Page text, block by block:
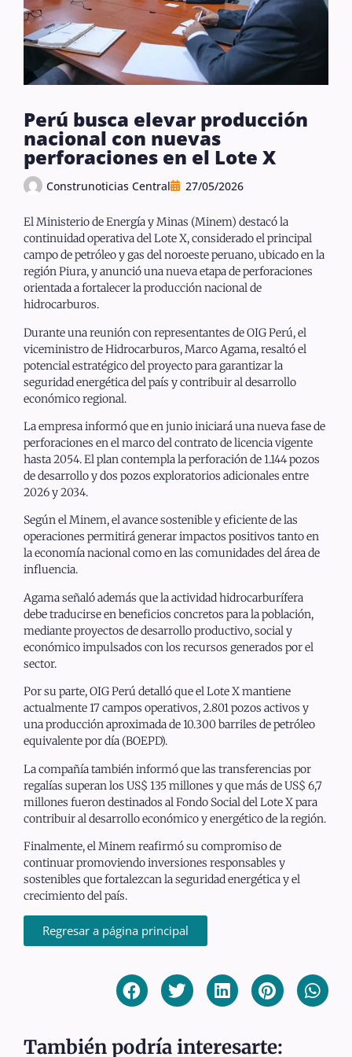
Perú busca elevar producción
nacional con nuevas
perforaciones en el Lote X
Construnoticias Central 27/05/2026
El Ministerio de Energía y Minas (Minem) destacó la
continuidad operativa del Lote X, considerado el principal
campo de petróleo y gas del noroeste peruano, ubicado en la
región Piura, y anunció una nueva etapa de perforaciones
orientada a fortalecer la producción nacional de
hidrocarburos.
Durante una reunión con representantes de OIG Perú, el
viceministro de Hidrocarburos, Marco Agama, resaltó el
potencial estratégico del proyecto para garantizar la
seguridad energética del país y contribuir al desarrollo
económico regional.
La empresa informó que en junio iniciará una nueva fase de
perforaciones en el marco del contrato de licencia vigente
hasta 2054. El plan contempla la perforación de 1.144 pozos
de desarrollo y dos pozos exploratorios adicionales entre
2026 y 2034.
Según el Minem, el avance sostenible y eficiente de las
operaciones permitirá generar impactos positivos tanto en
la economía nacional como en las comunidades del área de
influencia.
Agama señaló además que la actividad hidrocarburífera
debe traducirse en beneficios concretos para la población,
mediante proyectos de desarrollo productivo, social y
económico impulsados con los recursos generados por el
sector.
Por su parte, OIG Perú detalló que el Lote X mantiene
actualmente 17 campos operativos, 2.801 pozos activos y
una producción aproximada de 10.300 barriles de petróleo
equivalente por día (BOEPD).
La compañía también informó que las transferencias por
regalías superan los US$ 135 millones y que más de US$ 6,7
millones fueron destinados al Fondo Social del Lote X para
contribuir al desarrollo económico y energético de la región.
Finalmente, el Minem reafirmó su compromiso de
continuar promoviendo inversiones responsables y
sostenibles que fortalezcan la seguridad energética y el
crecimiento del país.
Regresar a página principal
También podría interesarte: